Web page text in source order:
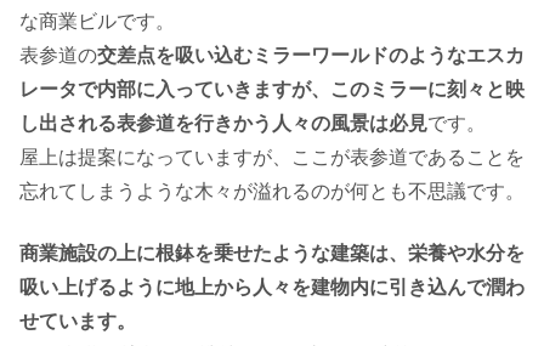
な商業ビルです。
表参道の交差点を吸い込むミラーワールドのようなエスカ
レータで内部に入っていきますが、このミラーに刻々と映
し出される表参道を行きかう人々の風景は必見です。
屋上は提案になっていますが、ここが表参道であることを
忘れてしまうような木々が溢れるのが何とも不思議です。
商業施設の上に根鉢を乗せたような建築は、栄養や水分を
吸い上げるように地上から人々を建物内に引き込んで潤わ
せています。